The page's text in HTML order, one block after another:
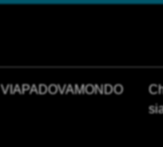
VIAPADOVAMONDO